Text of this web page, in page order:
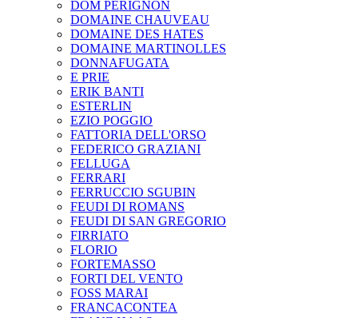
DOM PERIGNON
DOMAINE CHAUVEAU
DOMAINE DES HATES
DOMAINE MARTINOLLES
DONNAFUGATA
E PRIE
ERIK BANTI
ESTERLIN
EZIO POGGIO
FATTORIA DELL'ORSO
FEDERICO GRAZIANI
FELLUGA
FERRARI
FERRUCCIO SGUBIN
FEUDI DI ROMANS
FEUDI DI SAN GREGORIO
FIRRIATO
FLORIO
FORTEMASSO
FORTI DEL VENTO
FOSS MARAI
FRANCACONTEA